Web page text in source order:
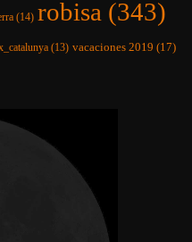
(14) robisa (343)
(13) vacaciones 2019 (17)